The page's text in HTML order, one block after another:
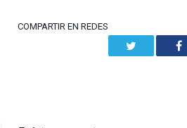
COMPARTIR EN REDES